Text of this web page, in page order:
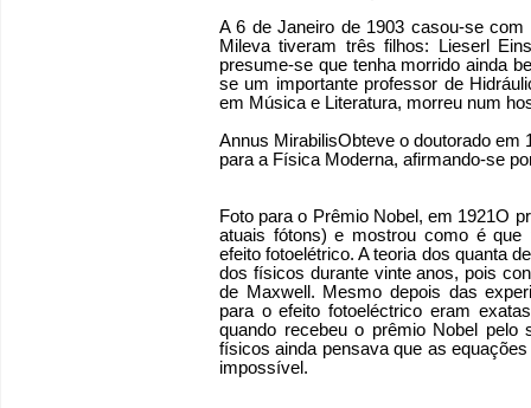
A 6 de Janeiro de 1903 casou-se
Mileva tiveram três filhos: Lieserl
presume-se que tenha morrido ainda
se um importante professor de
em Música e Literatura, morreu num
Annus MirabilisObteve o doutorado
para a Física Moderna, afirmando-se
Foto para o Prêmio Nobel, em 1921O
atuais fótons) e mostrou como é que
efeito fotoelétrico. A teoria dos quanta
dos físicos durante vinte anos, pois
de Maxwell. Mesmo depois das
para o efeito fotoeléctrico eram
quando recebeu o prêmio Nobel pelo
físicos ainda pensava que as
impossível.